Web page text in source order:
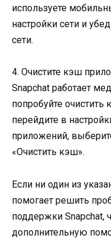
используете
настройки сети и
сети.
4. Очистите кэш
Snapchat работает
попробуйте
перейдите в
приложений,
«Очистить кэш».
Если ни один из
помогает решить
поддержки Snapchat,
дополнительную